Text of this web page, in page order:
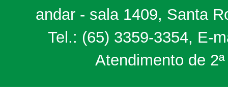
andar - sala 1409, Santa
Tel.: (65) 3359-3354, E-
Atendimento de